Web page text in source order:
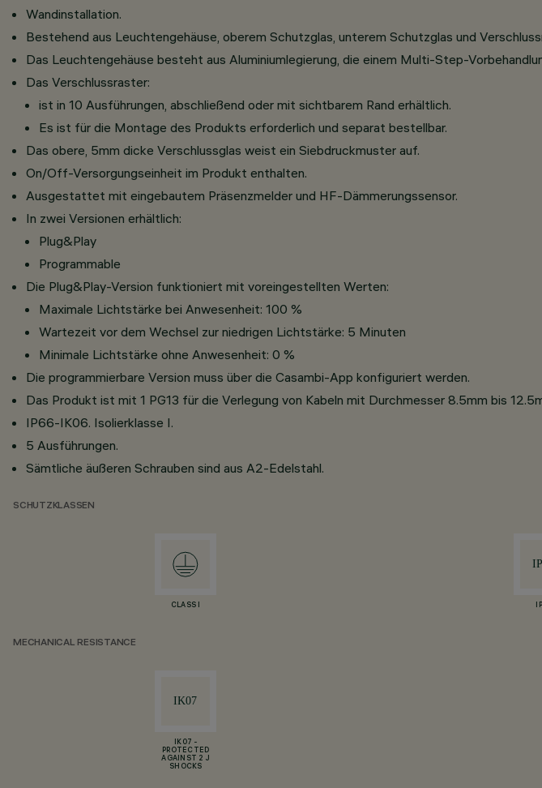
Wandinstallation.
Bestehend aus Leuchtengehäuse, oberem Schutzglas, unterem Schutzglas und
Das Leuchtengehäuse besteht aus Aluminiumlegierung, die einem Multi-Step-
Das Verschlussraster:
ist in 10 Ausführungen, abschließend oder mit sichtbarem Rand erhältlich.
Es ist für die Montage des Produkts erforderlich und separat bestellbar.
Das obere, 5mm dicke Verschlussglas weist ein Siebdruckmuster auf.
On/Off-Versorgungseinheit im Produkt enthalten.
Ausgestattet mit eingebautem Präsenzmelder und HF-Dämmerungssensor.
In zwei Versionen erhältlich:
Plug&Play
Programmable
Die Plug&Play-Version funktioniert mit voreingestellten Werten:
Maximale Lichtstärke bei Anwesenheit: 100 %
Wartezeit vor dem Wechsel zur niedrigen Lichtstärke: 5 Minuten
Minimale Lichtstärke ohne Anwesenheit: 0 %
Die programmierbare Version muss über die Casambi-App konfiguriert werden.
Das Produkt ist mit 1 PG13 für die Verlegung von Kabeln mit Durchmesser 8.5mm bis
IP66-IK06. Isolierklasse I.
5 Ausführungen.
Sämtliche äußeren Schrauben sind aus A2-Edelstahl.
SCHUTZKLASSEN
CLASS I
MECHANICAL RESISTANCE
IK07 -
PROTECTED
AGAINST 2 J
SHOCKS